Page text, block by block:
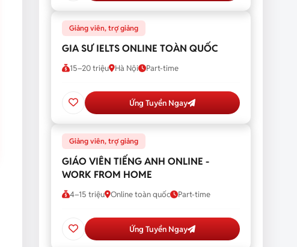
Giảng viên, trợ giảng
GIA SƯ IELTS ONLINE TOÀN QUỐC
15–20 triệu Hà Nội Part-time
Ứng Tuyển Ngay
Giảng viên, trợ giảng
GIÁO VIÊN TIẾNG ANH ONLINE -
WORK FROM HOME
4–15 triệu Online toàn quốc Part-time
Ứng Tuyển Ngay